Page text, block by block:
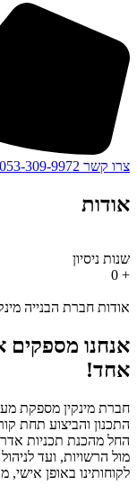
צרו קשר 053-309-9972
אודות
שנות ניסיון
+
0
אודות חברת הבנייה
אנחנו מספקים
אחד!
חברת מינקין מספקת
התכנון והביצוע תחת
החל מהכנת תכניות
מול הרשויות, ועד
לקוחותינו באופן אישי,